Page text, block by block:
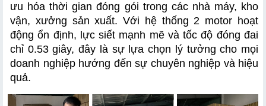
Ứng dụng thực tế
Ưu điểm nổi bật
ưu hóa thời gian đóng gói trong các nhà máy, kho
vận, xưởng sản xuất. Với hệ thống 2 motor hoạt
động ổn định, lực siết mạnh mẽ và tốc độ đóng đai
chỉ 0.53 giây, đây là sự lựa chọn lý tưởng cho mọi
doanh nghiệp hướng đến sự chuyên nghiệp và hiệu
quả.